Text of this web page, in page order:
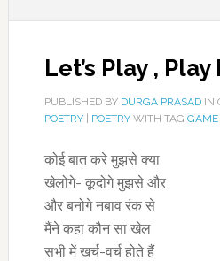
Let’s Play ,
PUBLISHED BY DURGA PRASADIN
POETRY| POETRYWITH TAG GAME
कोई बात करे मुझसे क्या
खेलोगे- कूदोगे मुझसे और
और बनोगे नबाव रंक से
मैंने कहा कौन सा खेल
सभी में खर्च-वर्च होते हैं